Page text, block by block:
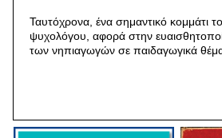
Ταυτόχρονα, ένα σημαντικό κομμάτι
ψυχολόγου, αφορά στην
των νηπιαγωγών σε παιδαγωγικά